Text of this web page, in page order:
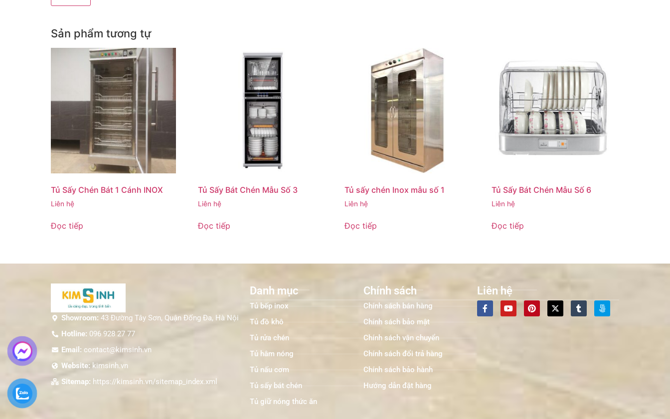
Sản phẩm tương tự
Tủ Sấy Chén Bát 1 Cánh INOX
Liên hệ
Đọc tiếp
Tủ Sấy Bát Chén Mẫu Số 3
Liên hệ
Đọc tiếp
Tủ sấy chén Inox mẫu số 1
Liên hệ
Đọc tiếp
Tủ Sấy Bát Chén Mẫu Số 6
Liên hệ
Đọc tiếp
Showroom: 43 Đường Tây Sơn, Quận Đống Đa, Hà Nội
Hotline: 096 928 27 77
Email: contact@kimsinh.vn
Website: kimsinh.vn
Sitemap: https://kimsinh.vn/sitemap_index.xml
Danh mục
Tủ bếp inox
Tủ đồ khô
Tủ rửa chén
Tủ hâm nóng
Tủ nấu cơm
Tủ sấy bát chén
Tủ giữ nóng thức ăn
Chính sách
Chính sách bán hàng
Chính sách bảo mật
Chính sách vận chuyển
Chính sách đổi trả hàng
Chính sách bảo hành
Hướng dẫn đặt hàng
Liên hệ